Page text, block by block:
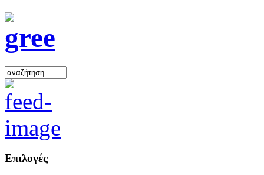
Επιλογές